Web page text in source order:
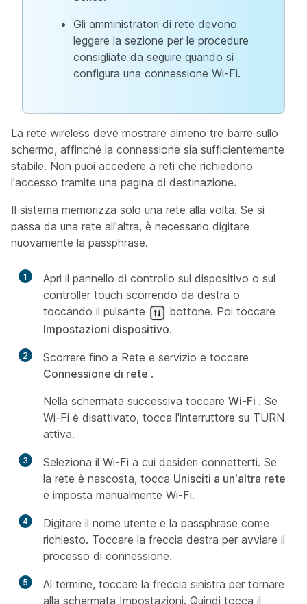
Gli amministratori di rete devono
leggere la sezione per le procedure
consigliate da seguire quando si
configura una connessione Wi-Fi.
La rete wireless deve mostrare almeno tre barre sullo
schermo, affinché la connessione sia sufficientemente
stabile. Non puoi accedere a reti che richiedono
l'accesso tramite una pagina di destinazione.
Il sistema memorizza solo una rete alla volta. Se si
passa da una rete all'altra, è necessario digitare
nuovamente la passphrase.
1
Apri il pannello di controllo sul dispositivo o sul
controller touch scorrendo da destra o
toccando il pulsante
bottone. Poi toccare
Impostazioni dispositivo.
2
Scorrere fino a Rete e servizio e toccare
Connessione di rete .
Nella schermata successiva toccare Wi-Fi . Se
Wi-Fi è disattivato, tocca l'interruttore su TURN
attiva.
3
Seleziona il Wi-Fi a cui desideri connetterti. Se
la rete è nascosta, tocca Unisciti a un'altra rete
e imposta manualmente Wi-Fi.
4
Digitare il nome utente e la passphrase come
richiesto. Toccare la freccia destra per avviare il
processo di connessione.
5
Al termine, toccare la freccia sinistra per tornare
alla schermata Impostazioni. Quindi tocca il